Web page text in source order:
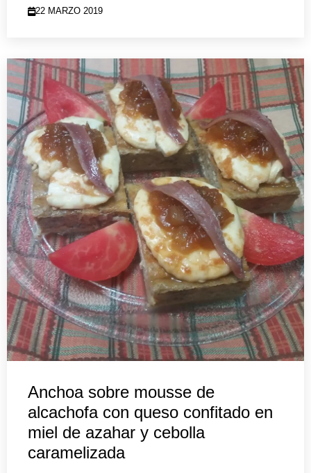
22 MARZO 2019
Anchoa sobre mousse de
alcachofa con queso confitado en
miel de azahar y cebolla
caramelizada